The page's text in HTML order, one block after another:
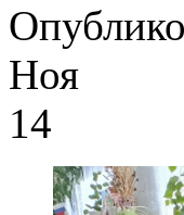
Ноя
14